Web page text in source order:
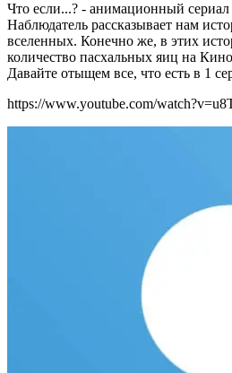
Что если...? - анимационный
Наблюдатель рассказывает нам
вселенных. Конечно же, в этих
количество пасхальных яиц на
Давайте отыщем все, что есть в 1
https://www.youtube.com/